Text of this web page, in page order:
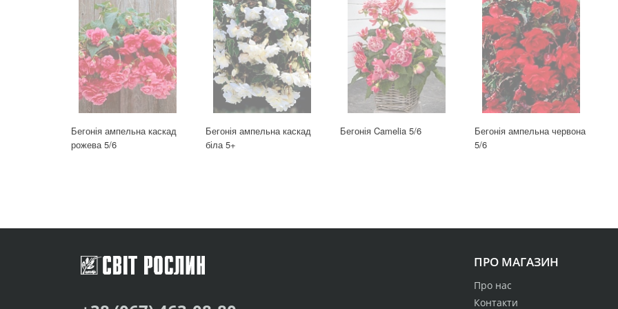
Бегонія ампельна каскад
рожева 5/6
Бегонія ампельна каскад
біла 5+
Бегонія Camelia 5/6
Бегонія ампельна червона
5/6
ПРО МАГАЗИН
Про нас
Контакти